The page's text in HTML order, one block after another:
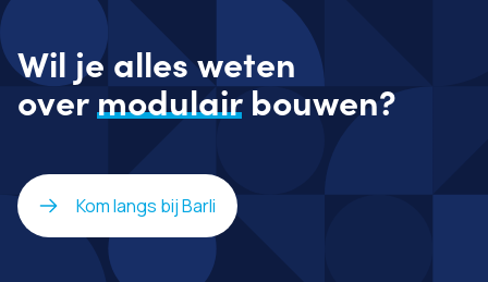
Wil je alles weten
overmodulairbouwen?
Kom langs bij Barli